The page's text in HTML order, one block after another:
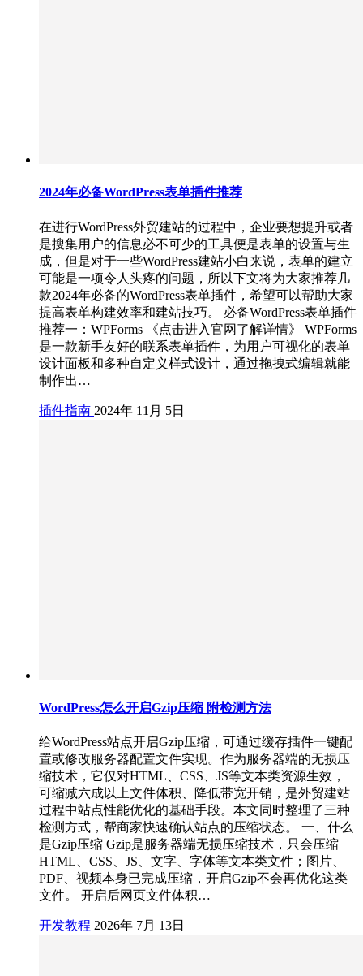
2024年必备WordPress表单插件推荐
在进行WordPress外贸建站的过程中，企业要想提升或者
是搜集用户的信息必不可少的工具便是表单的设置与生
成，但是对于一些WordPress建站小白来说，表单的建立
可能是一项令人头疼的问题，所以下文将为大家推荐几
款2024年必备的WordPress表单插件，希望可以帮助大家
提高表单构建效率和建站技巧。 必备WordPress表单插件
推荐一：WPForms 《点击进入官网了解详情》 WPForms
是一款新手友好的联系表单插件，为用户可视化的表单
设计面板和多种自定义样式设计，通过拖拽式编辑就能
制作出…
插件指南 2024年 11月 5日
WordPress怎么开启Gzip压缩 附检测方法
给WordPress站点开启Gzip压缩，可通过缓存插件一键配
置或修改服务器配置文件实现。作为服务器端的无损压
缩技术，它仅对HTML、CSS、JS等文本类资源生效，
可缩减六成以上文件体积、降低带宽开销，是外贸建站
过程中站点性能优化的基础手段。本文同时整理了三种
检测方式，帮商家快速确认站点的压缩状态。 一、什么
是Gzip压缩 Gzip是服务器端无损压缩技术，只会压缩
HTML、CSS、JS、文字、字体等文本类文件；图片、
PDF、视频本身已完成压缩，开启Gzip不会再优化这类
文件。 开启后网页文件体积…
开发教程 2026年 7月 13日